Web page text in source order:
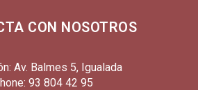
CON NOSOTROS
Av. Balmes 5, Igualada
93 804 42 95